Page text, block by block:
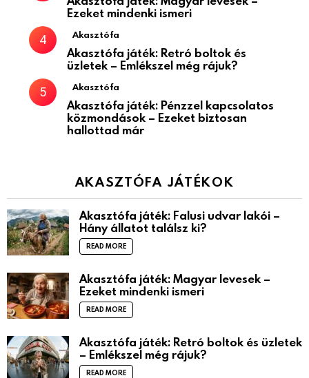
Ezeket mindenki ismeri
Akasztófa
Akasztófa játék: Retró boltok és
üzletek – Emlékszel még rájuk?
Akasztófa
Akasztófa játék: Pénzzel kapcsolatos
közmondások – Ezeket biztosan
hallottad már
AKASZTÓFA JÁTÉKOK
Akasztófa játék: Falusi udvar lakói –
Hány állatot találsz ki?
READ MORE
Akasztófa játék: Magyar levesek –
Ezeket mindenki ismeri
READ MORE
Akasztófa játék: Retró boltok és üzletek
– Emlékszel még rájuk?
READ MORE